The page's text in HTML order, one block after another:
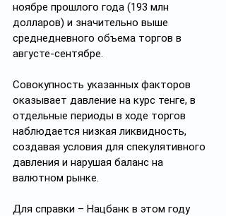
ноябре прошлого года (193 млн
долларов) и значительно выше
среднедневного объема торгов в
августе-сентябре.
Совокупность указанных факторов
оказывает давление на курс тенге, в
отдельные периоды в ходе торгов
наблюдается низкая ликвидность,
создавая условия для спекулятивного
давления и нарушая баланс на
валютном рынке.
Для справки – Нацбанк в этом году